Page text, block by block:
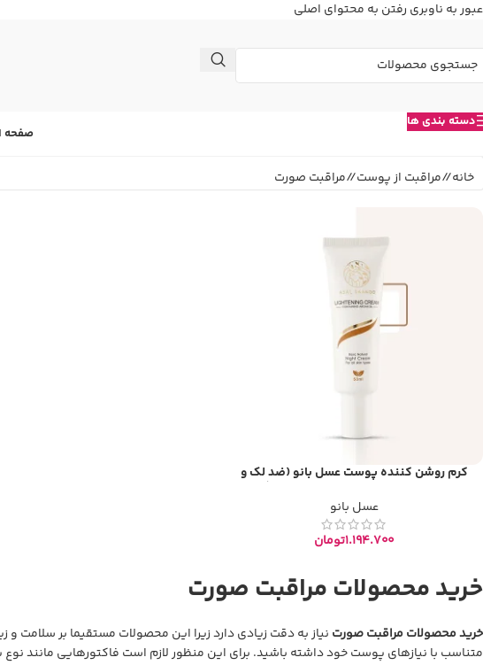
عبور به ناوبری رفتن به محتوای اصلی
دسته بندی ها
صفحه
خانه/ مراقبت از پوست/ مراقبت صورت
کرم روشن کننده پوست عسل بانو (ضد لک و
عسل بانو
۱.۱۹۴.۷۰۰تومان
خرید محصولات مراقبت صورت
خرید محصولات مراقبت صورت نیاز به دقت زیادی دارد زیرا این محصولات مستقیما بر سلامت و
متناسب با نیازهای پوست خود داشته باشید. برای این منظور لازم است فاکتورهایی مانند